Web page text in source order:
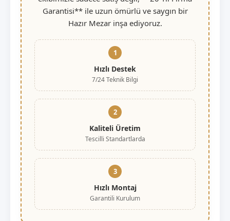
Garantisi** ile uzun ömürlü ve saygın bir
Hazır Mezar inşa ediyoruz.
1
Hızlı Destek
7/24 Teknik Bilgi
2
Kaliteli Üretim
Tescilli Standartlarda
3
Hızlı Montaj
Garantili Kurulum